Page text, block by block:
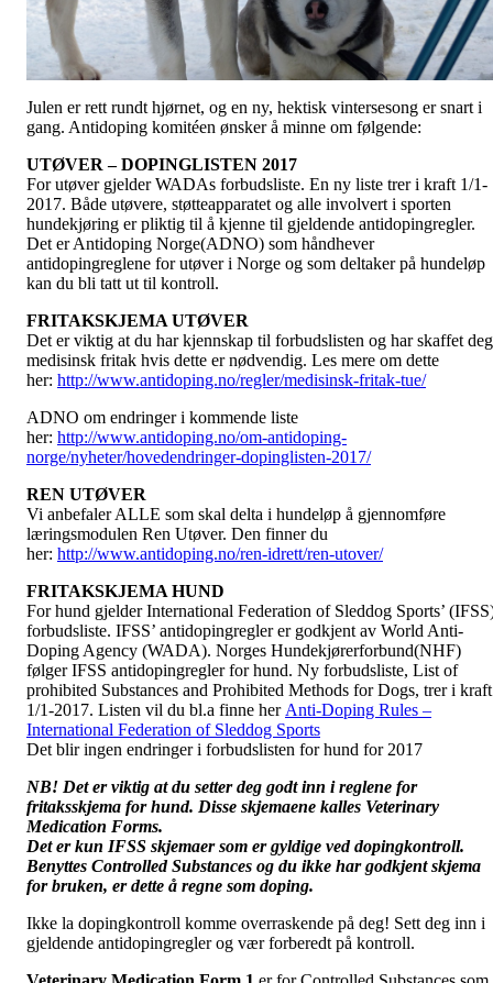
Julen er rett rundt hjørnet, og en ny, hektisk vintersesong er snart i
gang. Antidoping komitéen ønsker å minne om følgende:
UTØVER – DOPINGLISTEN 2017
For utøver gjelder WADAs forbudsliste. En ny liste trer i kraft 1/1-
2017. Både utøvere, støtteapparatet og alle involvert i sporten
hundekjøring er pliktig til å kjenne til gjeldende antidopingregler.
Det er Antidoping Norge(ADNO) som håndhever
antidopingreglene for utøver i Norge og som deltaker på hundeløp
kan du bli tatt ut til kontroll.
FRITAKSKJEMA UTØVER
Det er viktig at du har kjennskap til forbudslisten og har skaffet deg
medisinsk fritak hvis dette er nødvendig. Les mere om dette
her: http://www.antidoping.no/regler/medisinsk-fritak-tue/
ADNO om endringer i kommende liste
her: http://www.antidoping.no/om-antidoping-
norge/nyheter/hovedendringer-dopinglisten-2017/
REN UTØVER
Vi anbefaler ALLE som skal delta i hundeløp å gjennomføre
læringsmodulen Ren Utøver. Den finner du
her: http://www.antidoping.no/ren-idrett/ren-utover/
FRITAKSKJEMA HUND
For hund gjelder International Federation of Sleddog Sports’
forbudsliste. IFSS’ antidopingregler er godkjent av World Anti-
Doping Agency (WADA). Norges Hundekjørerforbund(NHF)
følger IFSS antidopingregler for hund. Ny forbudsliste, List of
prohibited Substances and Prohibited Methods for Dogs, trer i kraft
1/1-2017. Listen vil du bl.a finne her Anti-Doping Rules –
International Federation of Sleddog Sports
Det blir ingen endringer i forbudslisten for hund for 2017
NB! Det er viktig at du setter deg godt inn i reglene for
fritaksskjema for hund. Disse skjemaene kalles Veterinary
Medication Forms.
Det er kun IFSS skjemaer som er gyldige ved dopingkontroll.
Benyttes Controlled Substances og du ikke har godkjent skjema
for bruken, er dette å regne som doping.
Ikke la dopingkontroll komme overraskende på deg! Sett deg inn i
gjeldende antidopingregler og vær forberedt på kontroll.